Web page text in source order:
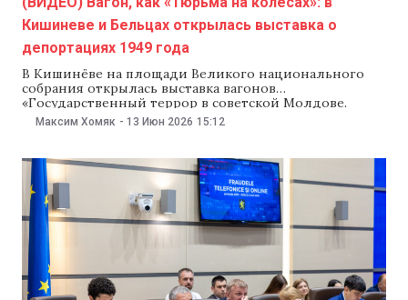
Кишиневе и Бельцах открылась выставка о
депортациях 1949 года
В Кишинёве на площади Великого национального
собрания открылась выставка вагонов
«Государственный террор в советской Молдове.
Масштабы, жертвы и палачи». Внутри — документы,
Спыну-Чемыртан вспоминает: «Нас везли три недели
в мучениях, в этих вагонах на колесах. Я назвала это
«тюрьмой на колёсах».
Максим Хомяк - 13 Июн 2026 15:12